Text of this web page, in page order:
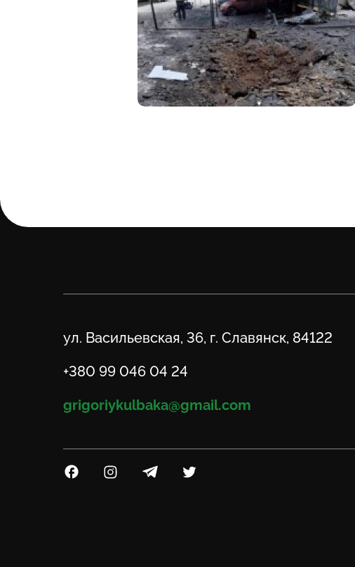
Адрес
ул. Васильевская, 36, г. Славянск, 84122
Телефон
+380 99 046 04 24
Email
grigoriykulbaka@gmail.com
Посилання на Facebook
Посилання на Instagram
Посилання на Telegram
Посилання на Twitter